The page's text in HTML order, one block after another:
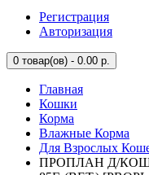
Регистрация
Авторизация
0 товар(ов) - 0.00 р.
Главная
Кошки
Корма
Влажные Корма
Для Взрослых
ПРОПЛАН Д/